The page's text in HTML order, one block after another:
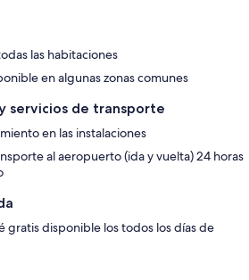
las habitaciones
en algunas zonas comunes
servicios de transporte
en las instalaciones
al aeropuerto (ida y vuelta) 24 horas
gratis disponible los todos los días de